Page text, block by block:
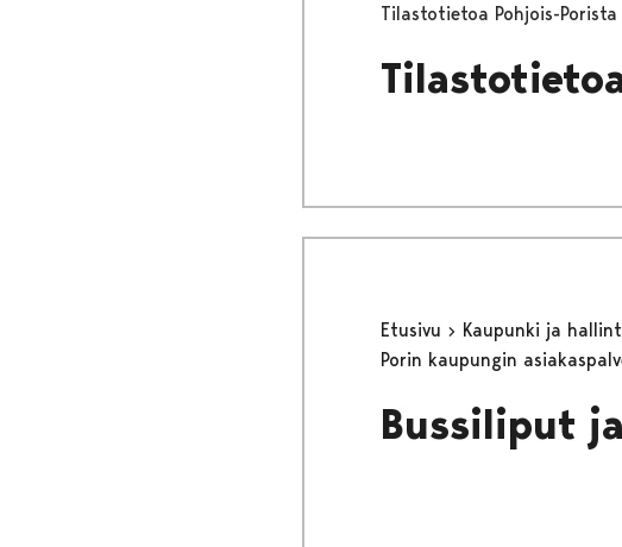
Tilastotietoa Pohjois-Porista
Etusivu Kaupunki ja
Porin kaupungin
Bussiliput